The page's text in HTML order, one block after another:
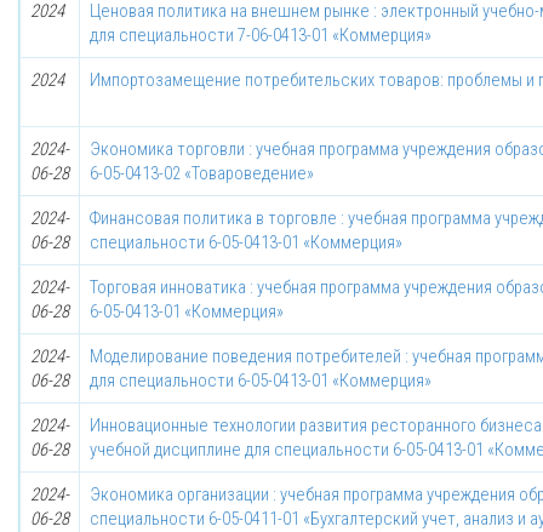
2024
Ценовая политика на внешнем рынке : электронный
для специальности 7-06-0413-01 «Коммерция»
2024 Импортозамещение потребительских товаров: проблемы и
2024-
06-28
Экономика торговли : учебная программа учреждения
6-05-0413-02 «Товароведение»
2024-
06-28
Финансовая политика в торговле : учебная программа
специальности 6-05-0413-01 «Коммерция»
2024-
06-28
Торговая инноватика : учебная программа учреждения
6-05-0413-01 «Коммерция»
2024-
06-28
Моделирование поведения потребителей : учебная
для специальности 6-05-0413-01 «Коммерция»
2024-
06-28
Инновационные технологии развития ресторанного
учебной дисциплине для специальности 6-05-0413-01
2024-
06-28
Экономика организации : учебная программа учреждения
специальности 6-05-0411-01 «Бухгалтерский учет, анализ и